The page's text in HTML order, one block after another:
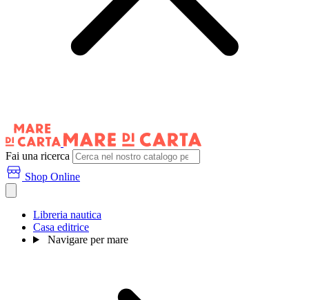
Fai una ricerca
Shop Online
Libreria nautica
Casa editrice
Navigare per mare